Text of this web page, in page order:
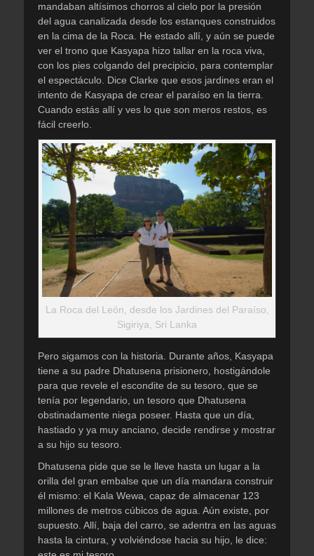
mandaban altísimos chorros al cielo por la presión
del agua canalizada desde los estanques construidos
en la cima de la Roca. He estado allí, y aún se puede
ver el trono que Kasyapa hizo tallar en la roca viva,
con los pies colgando del precipicio, para contemplar
el espectáculo. Dice Clarke que esos jardines eran el
intento de Kasyapa de crear el paraíso en la tierra.
Cuando estás allí y ves lo que son meros restos, es
fácil creerlo.
La Roca del León, desde los Jardines del Paraíso,
Sigiriya, Sri Lanka
Pero sigamos con la historia. Durante años, Kasyapa
tiene a su padre Dhatusena prisionero, hostigándole
para que revele el escondite de su tesoro, que se
tenía por legendario, un tesoro que Dhatusena
obstinadamente niega poseer. Hasta que un día,
hastiado y ya muy anciano, decide rendirse y mostrar
a su hijo su tesoro.
Dhatusena pide que se le lleve hasta un lugar a la
orilla del gran embalse que un día mandara construir
él mismo: el Kala Wewa, capaz de almacenar 123
millones de metros cúbicos de agua. Aún existe, por
supuesto. Allí, baja del carro, se adentra en las aguas
hasta la cintura, y volviéndose hacia su hijo, le dice: